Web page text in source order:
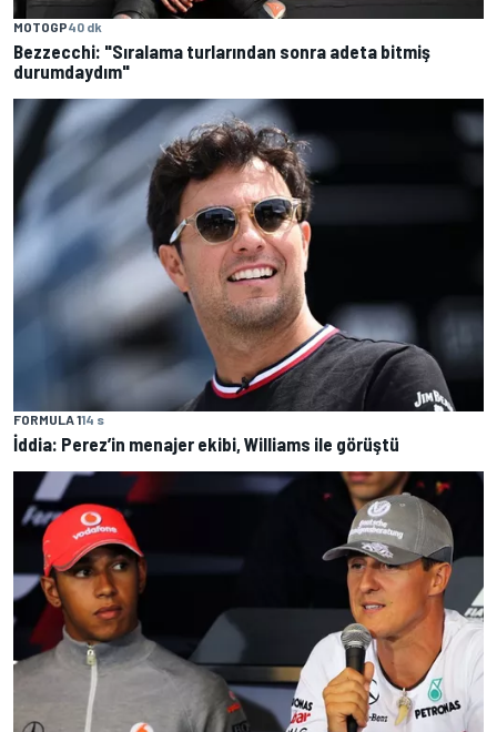
MOTOGP40 dk
Bezzecchi: "Sıralama turlarından sonra adeta bitmiş
durumdaydım"
FORMULA 114 s
İddia: Perez’in menajer ekibi, Williams ile görüştü